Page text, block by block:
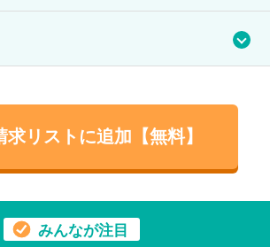
ティーなどの各種季節限定イベントが数多
なく期間（約2か月）を設けて優勝を目指
う制服を選んで購入していただいておりま
の方も保護者同伴の面談で受け入れること
求リストに追加【無料】
みんなが注目